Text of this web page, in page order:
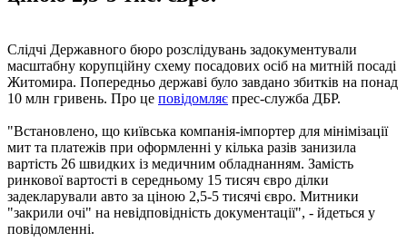
Слідчі Державного бюро розслідувань задокументували
масштабну корупційну схему посадових осіб на митній посаді
Житомира. Попередньо державі було завдано збитків на понад
10 млн гривень. Про це повідомляє прес-служба ДБР.
"Встановлено, що київська компанія-імпортер для мінімізації
мит та платежів при оформленні у кілька разів занизила
вартість 26 швидких із медичним обладнанням. Замість
ринкової вартості в середньому 15 тисяч євро ділки
задекларували авто за ціною 2,5-5 тисячі євро. Митники
"закрили очі" на невідповідність документації", - йдеться у
повідомленні.